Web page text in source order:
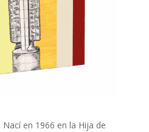
Nací en 1966 en la Hija de